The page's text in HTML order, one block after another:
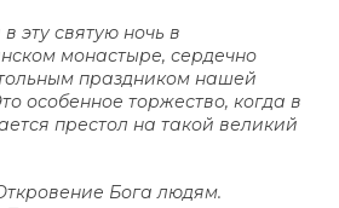
эту святую ночь в
монастыре, сердечно
праздником нашей
особенное торжество, когда в
престол на такой великий
Бога людям.